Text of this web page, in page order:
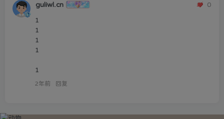
guliwl.cn 0
1
1
1
1
1
2年前 回复